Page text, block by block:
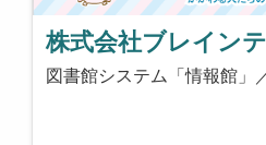
株式会社ブレイン
図書館システム「情報館」